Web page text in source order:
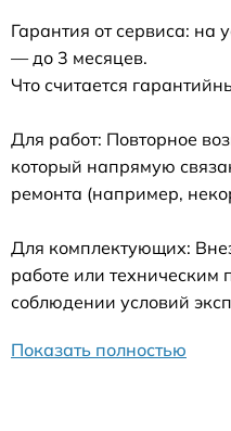
Гарантия от сервиса: на
— до 3 месяцев.
Что считается
Для работ: Повторное
который напрямую
ремонта (например,
Для комплектующих:
работе или техническим
соблюдении условий
Показать полностью